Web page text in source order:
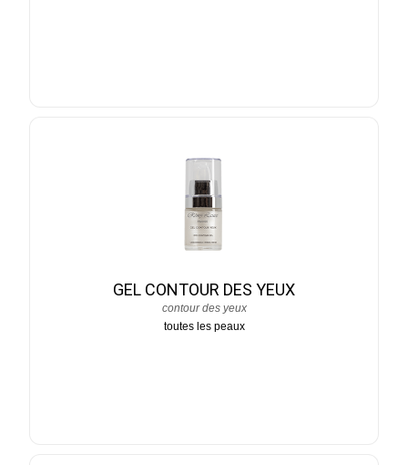
GEL CONTOUR DES YEUX
contour des yeux
toutes les peaux